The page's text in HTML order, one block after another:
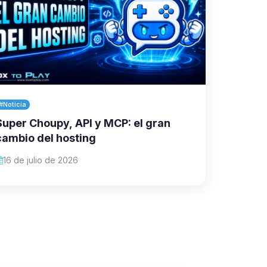
Choupy, API y MCP: el gran
del hosting
16 de julio de 2026